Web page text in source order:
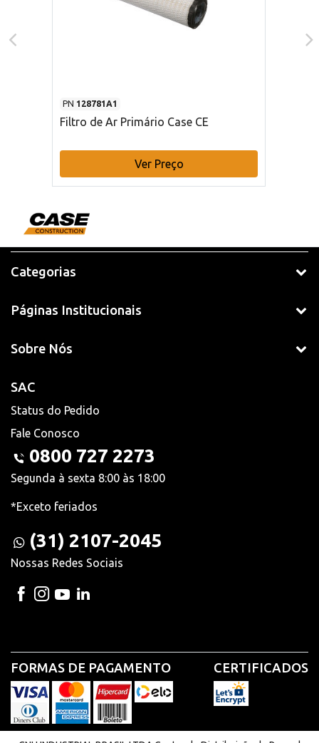
PN 128781A1
Filtro de Ar Primário Case CE
Ver Preço
Categorias
Páginas Institucionais
Sobre Nós
SAC
Status do Pedido
Fale Conosco
0800 727 2273
Segunda à sexta 8:00 às 18:00
*Exceto feriados
(31) 2107-2045
Nossas Redes Sociais
FORMAS DE PAGAMENTO CERTIFICADOS